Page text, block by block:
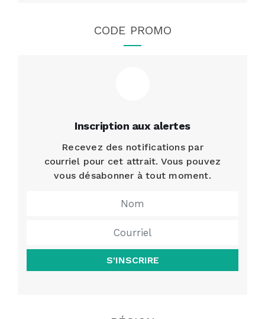
CODE PROMO
Inscription aux alertes
Recevez des notifications par
courriel pour cet attrait. Vous pouvez
vous désabonner à tout moment.
S'INSCRIRE